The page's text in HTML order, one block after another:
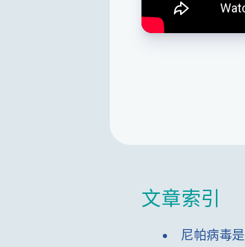
文章索引
尼帕病毒